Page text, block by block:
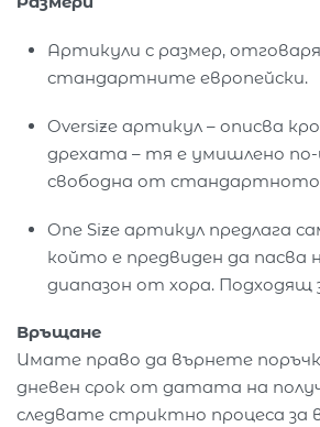
Артикули с размер,
стандартните европейски.
Oversize артикул – описва
дрехата – тя е умишлено
свободна от
One Size артикул предлага
който е предвиден да пасва
диапазон от хора. Подходящ
Връщане
Имате право да върнете
дневен срок от датата на
следвате стриктно процеса за